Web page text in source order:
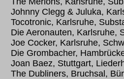
Johnny Clegg & Juluka,
Tocotronic, Karlsruhe,
Die Aeronauten, Karlsruhe,
Joe Cocker, Karlsruhe,
Die Grombacher,
Joan Baez, Stuttgart,
The Dubliners, Bruchsal,